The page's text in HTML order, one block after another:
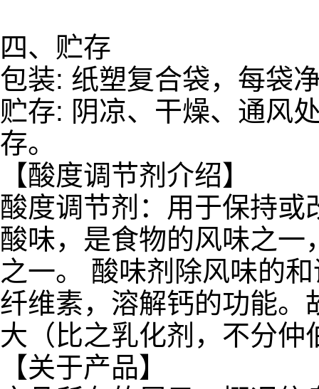
四、贮存
包装: 纸塑复合袋，每袋
贮存: 阴凉、干燥、通风
存。
【酸度调节剂介绍】
酸度调节剂：用于保持
酸味，是食物的风味之
之一。 酸味剂除风味的
纤维素，溶解钙的功能。
大（比之乳化剂，不分仲
【关于产品】